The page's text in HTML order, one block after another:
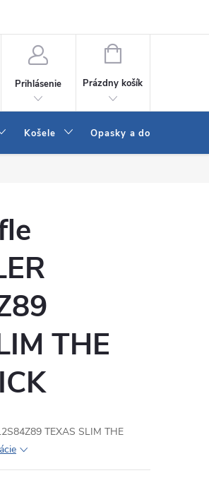
Prihlásenie
NÁKUPNÝ
Prázdny košík
Košele Opasky a doplnky
THE
TEXAS SLIM THE